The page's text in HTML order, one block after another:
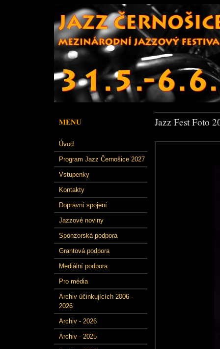
MENU
Úvod
Program Jazz Černošice 2027
Vstupenky
Kontakty
Dopravní spojení
Jazzové noviny
Sponzorská podpora
Grantová podpora
Mediální podpora
Pro média
Archiv účinkujících 2006 -
2026
Archiv - 2026
Archiv - 2025
Jazz Fest Foto